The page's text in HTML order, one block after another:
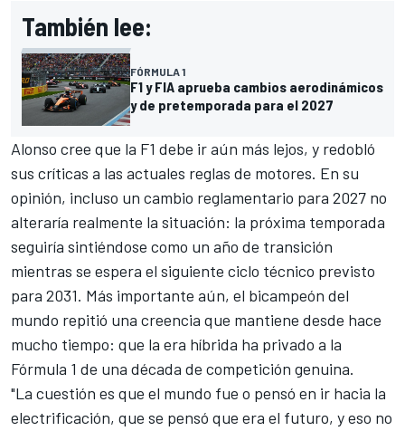
También lee:
FÓRMULA 1
F1 y FIA aprueba cambios aerodinámicos
y de pretemporada para el 2027
Alonso cree que la F1 debe ir aún más lejos, y redobló
sus críticas a las actuales reglas de motores. En su
opinión, incluso un cambio reglamentario para 2027 no
alteraría realmente la situación: la próxima temporada
seguiría sintiéndose como un año de transición
mientras se espera el siguiente ciclo técnico previsto
para 2031. Más importante aún, el bicampeón del
mundo repitió una creencia que mantiene desde hace
mucho tiempo: que la era híbrida ha privado a la
Fórmula 1 de una década de competición genuina.
"La cuestión es que el mundo fue o pensó en ir hacia la
electrificación, que se pensó que era el futuro, y eso no